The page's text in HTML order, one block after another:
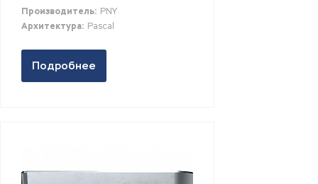
Производитель: PNY
Архитектура: Pascal
Подробнее